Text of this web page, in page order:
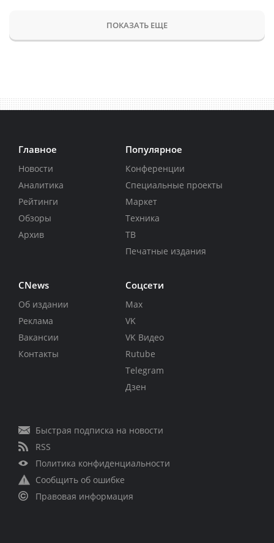
ПОКАЗАТЬ ЕЩЕ
Главное
Новости
Аналитика
Рейтинги
Обзоры
Архив
Популярное
Конференции
Специальные проекты
Маркет
Техника
ТВ
Печатные издания
CNews
Об издании
Реклама
Вакансии
Контакты
Соцсети
Max
VK
VK Видео
Rutube
Telegram
Дзен
Быстрая подписка на новости
RSS
Политика конфиденциальности
Сообщить об ошибке
Правовая информация